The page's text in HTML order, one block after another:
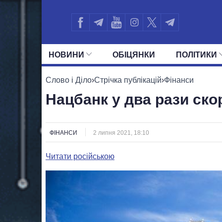
НОВИНИ ОБIЦЯНКИ ПОЛIТИКИ
УСІ ПОЛІТИКИ ПРЕЗИДЕНТ І ОФІС
Слово і Діло›Стрічка публікацій›Фінанси
Нацбанк у два рази
ФІНАНСИ 2 липня 2021, 18:10
Читати російською